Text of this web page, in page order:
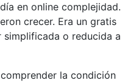
en online complejidad.
crecer. Era un gratis
simplificada o reducida a
la condición